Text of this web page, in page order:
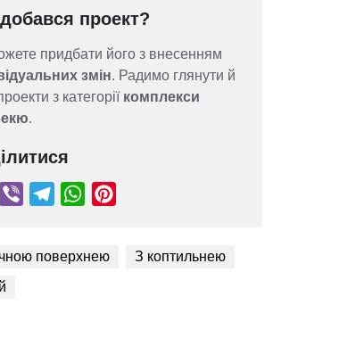
проект?
придбати його з внесенням
змін. Радимо глянути й
з категорії комплекси
.
поверхнею
З коптильнею